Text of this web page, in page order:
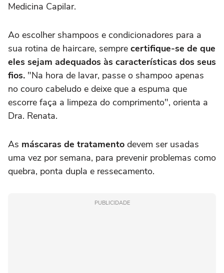
Medicina Capilar.
Ao escolher shampoos e condicionadores para a
sua rotina de haircare, sempre certifique-se de que
eles sejam adequados às características dos seus
fios. "Na hora de lavar, passe o shampoo apenas
no couro cabeludo e deixe que a espuma que
escorre faça a limpeza do comprimento", orienta a
Dra. Renata.
As máscaras de tratamento devem ser usadas
uma vez por semana, para prevenir problemas como
quebra, ponta dupla e ressecamento.
PUBLICIDADE